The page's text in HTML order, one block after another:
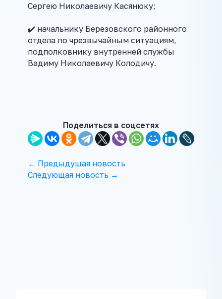
Сергею Николаевичу Касянюку;
✔️ начальнику Березовского районного
отдела по чрезвычайным ситуациям,
подполковнику внутренней службы
Вадиму Николаевичу Колодичу.
Поделиться в соцсетях
← Предыдущая новость
Следующая новость →